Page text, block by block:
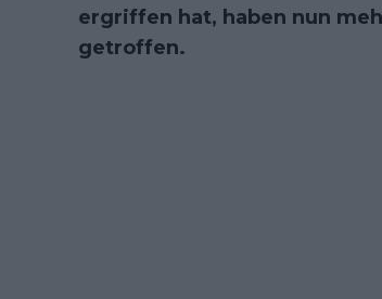
ergriffen hat, haben nun
getroffen.